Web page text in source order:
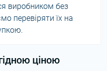
виробником без
перевіряти їх на
ціною